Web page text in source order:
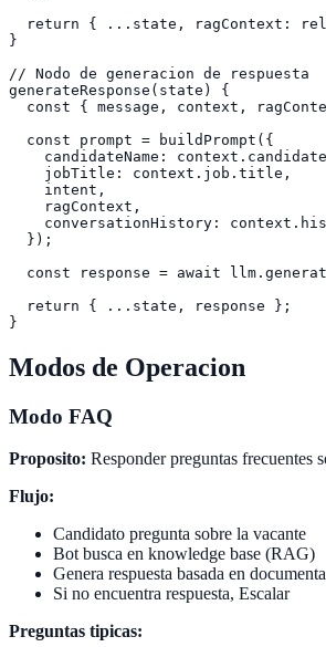
return { ...state, ragContext:
}
// Nodo de generacion de respuesta
generateResponse(state) {
const { message, context,
  const prompt = buildPrompt({
candidateName:
    jobTitle: context.job.title,
    intent,
    ragContext,
conversationHistory:
  });
const response = await
  return { ...state, response };
Modos de Operacion
Modo FAQ
Proposito: Responder preguntas frecuentes
Flujo:
Candidato pregunta sobre la vacante
Bot busca en knowledge base (RAG)
Genera respuesta basada en
Si no encuentra respuesta, Escalar
Preguntas tipicas: